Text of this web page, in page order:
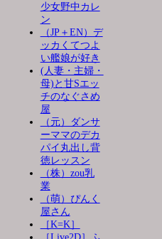
少女野中カレ
ン
（JP＋EN）デ
ッカくてつよ
い艦娘が好き
(人妻・主婦・
母)と甘Sエッ
チのなぐさめ
屋
（元）ダンサ
ーママのデカ
パイ丸出し背
徳レッスン
（株）zou乳
業
（萌）ぴんく
屋さん
［K=K］